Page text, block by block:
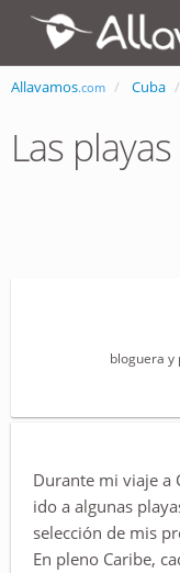
Allavamos.com Cuba
Las
bloguera y
Durante mi viaje a
ido a algunas
selección de mis
En pleno Caribe,